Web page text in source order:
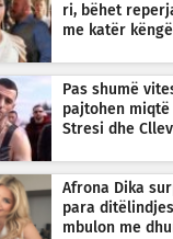
ri, bëhet
me katër
Pas shumë
pajtohen
Stresi dhe
Afrona Dika
para
mbulon me